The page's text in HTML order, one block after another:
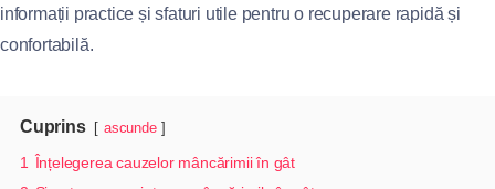
informații practice și sfaturi utile pentru o recuperare rapidă și
confortabilă.
Cuprins ascunde
1
Înțelegerea cauzelor mâncărimii în gât